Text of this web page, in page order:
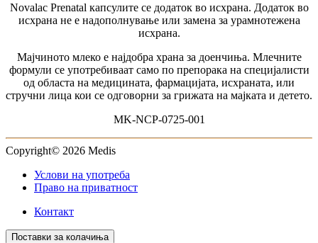
Моето дете
6-12 месеци
1-3 години
за доенчиња без дигестивни проблеми
За доенчиња со алергија
Novalac Рrenatal капсулите се додаток во исхрана. Додаток во
исхрана не е надополнување или замена за урамнотежена
исхрана.
Мајчиното млеко е најдобра храна за доенчиња. Млечните
формули се употребиваат само по препорака на специјалисти
од областа на медицината, фармацијата, исхраната, или
стручни лица кои се одговорни за грижата на мајката и детето.
MK-NCP-0725-001
Copyright© 2026 Medis
Услови на употреба
Право на приватност
Контакт
Поставки за колачиња